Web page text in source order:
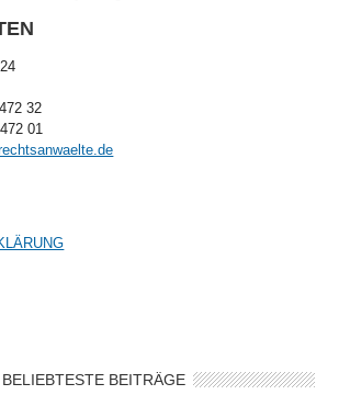
32
01
BELIEBTESTE BEITRÄGE